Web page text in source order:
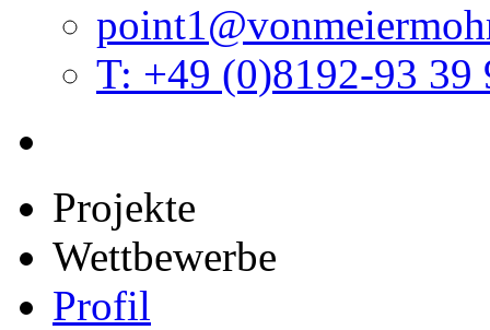
T: +49 (0)8192-93 39
Projekte
Wettbewerbe
Profil